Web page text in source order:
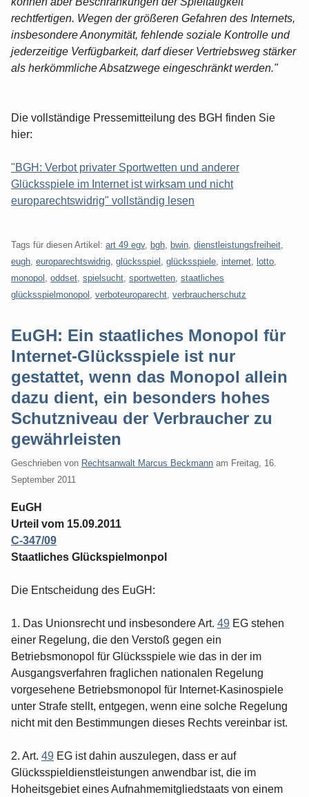
rechtfertigen. Wegen der größeren Gefahren des Internets,
insbesondere Anonymität, fehlende soziale Kontrolle und
jederzeitige Verfügbarkeit, darf dieser Vertriebsweg stärker
als herkömmliche Absatzwege eingeschränkt werden."
Die vollständige Pressemitteilung des BGH finden Sie
hier:
"BGH: Verbot privater Sportwetten und anderer
Glücksspiele im Internet ist wirksam und nicht
europarechtswidrig" vollständig lesen
Tags für diesen Artikel: art 49 egv, bgh bwin dienstleistungsfreiheit
eugh europarechtswidrig glücksspiel glücksspiele internet lotto
monopol
oddset spielsucht sportwetten staatliches
glücksspielmonopol
verboteuroparecht verbraucherschutz
EuGH: Ein staatliches Monopol für
Internet-Glücksspiele ist nur
gestattet, wenn das Monopol allein
dazu dient, ein besonders hohes
Schutzniveau der Verbraucher zu
gewährleisten
Geschrieben von Rechtsanwalt Marcus Beckmann am Freitag, 16.
September 2011
EuGH
Urteil vom 15.09.2011
C‑347/09
Staatliches Glückspielmonpol
Die Entscheidung des EuGH:
1. Das Unionsrecht und insbesondere Art. 49 EG stehen
einer Regelung, die den Verstoß gegen ein
Betriebsmonopol für Glücksspiele wie das in der im
Ausgangsverfahren fraglichen nationalen Regelung
vorgesehene Betriebsmonopol für Internet-Kasinospiele
unter Strafe stellt, entgegen, wenn eine solche Regelung
nicht mit den Bestimmungen dieses Rechts vereinbar ist.
2. Art. 49 EG ist dahin auszulegen, dass er auf
Glücksspieldienstleistungen anwendbar ist, die im
Hoheitsgebiet eines Aufnahmemitgliedstaats von einem